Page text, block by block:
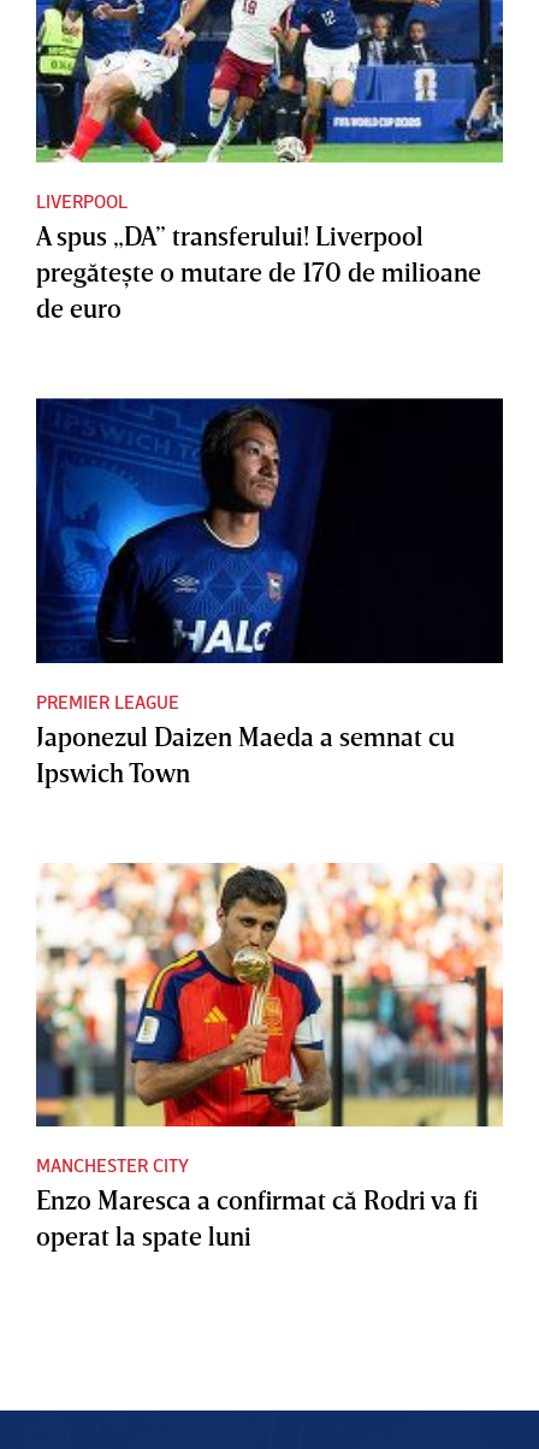
LIVERPOOL
A spus „DA” transferului! Liverpool
pregăteşte o mutare de 170 de milioane
de euro
PREMIER LEAGUE
Japonezul Daizen Maeda a semnat cu
Ipswich Town
MANCHESTER CITY
Enzo Maresca a confirmat că Rodri va fi
operat la spate luni